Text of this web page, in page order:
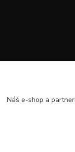
Náš e-shop a